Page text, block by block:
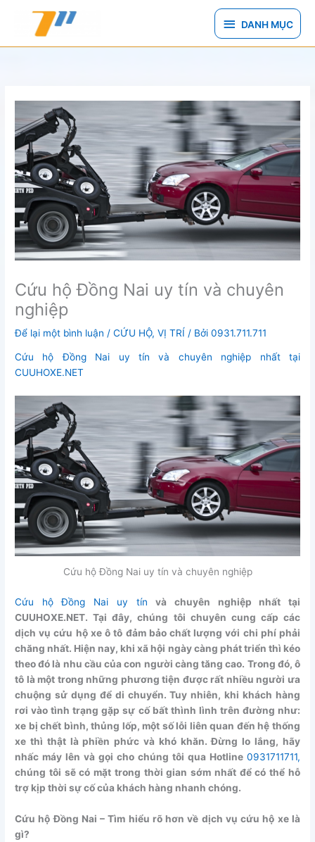
DANH
MỤC
DANH MỤC
Cứu hộ Đồng Nai uy tín và chuyên
nghiệp
Để lại một bình luận /CỨU HỘ,VỊ TRÍ / Bởi0931.711.711
Cứu hộ Đồng Nai uy tín và chuyên nghiệp nhất tại
CUUHOXE.NET
Cứu hộ Đồng Nai uy tín và chuyên nghiệp
Cứu hộ Đồng Nai uy tínvà chuyên nghiệp nhất tại
CUUHOXE.NET. Tại đây, chúng tôi chuyên cung cấp các
dịch vụ cứu hộ xe ô tô đảm bảo chất lượng với chi phí phải
chăng nhất. Hiện nay, khi xã hội ngày càng phát triển thì kéo
theo đó là nhu cầu của con người càng tăng cao. Trong đó, ô
tô là một trong những phương tiện được rất nhiều người ưa
chuộng sử dụng để di chuyển. Tuy nhiên, khi khách hàng
rơi vào tình trạng gặp sự cố bất thình lình trên đường như:
xe bị chết bình, thủng lốp, một số lỗi liên quan đến hệ thống
xe thì thật là phiền phức và khó khăn. Đừng lo lắng, hãy
nhấc máy lên và gọi cho chúng tôi qua Hotline 0931711711,
chúng tôi sẽ có mặt trong thời gian sớm nhất để có thể hỗ
trợ kịp thời sự cố của khách hàng nhanh chóng.
Cứu hộ Đồng Nai – Tìm hiểu rõ hơn về dịch vụ cứu hộ xe là
gì?